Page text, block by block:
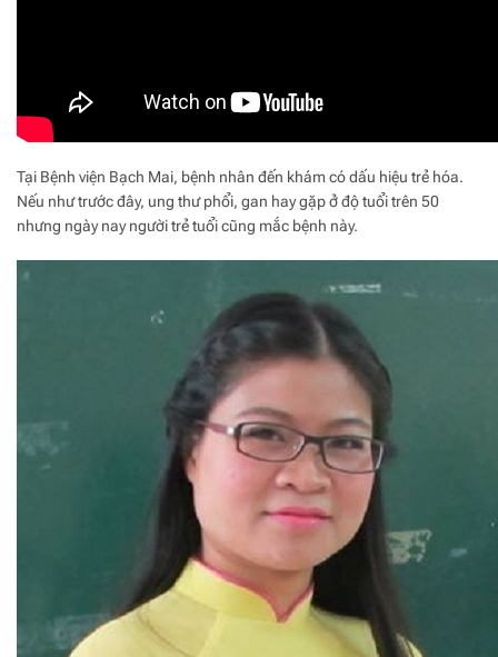
Tại Bệnh viện Bạch Mai, bệnh nhân đến khám có dấu hiệu trẻ hóa.
Nếu như trước đây, ung thư phổi, gan hay gặp ở độ tuổi trên 50
nhưng ngày nay người trẻ tuổi cũng mắc bệnh này.